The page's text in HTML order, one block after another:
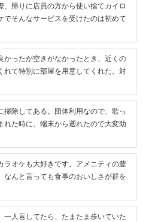
、帰りに店員の方から使い捨てカイロ
でそんなサービスを受けたのは初めて
かったが空きがなかったとき、近くの
れて特別に部屋を用意してくれた。対
掃除してある。団体利用なので、歌っ
れた時に、端末から遡れたので大変助
ラオケも大好きです。アメニティの豊
なんと言っても食事のおいしさが群を
一人言してたら、たまたま歩いていた